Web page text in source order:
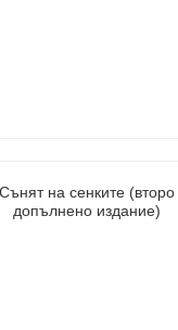
Сънят на сенките (второ
допълнено издание)